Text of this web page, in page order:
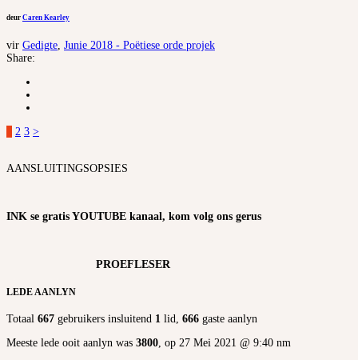
deur Caren Kearley
vir Gedigte, Junie 2018 - Poëtiese orde projek
Share:
Posts
2 3 >
AANSLUITINGSOPSIES
INK se gratis YOUTUBE kanaal, kom volg ons gerus
PROEFLESER
LEDE AANLYN
Totaal 667 gebruikers insluitend 1 lid, 666 gaste aanlyn
Meeste lede ooit aanlyn was 3800, op 27 Mei 2021 @ 9:40 nm